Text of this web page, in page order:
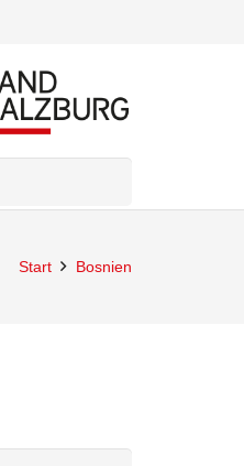
Start Bosnien